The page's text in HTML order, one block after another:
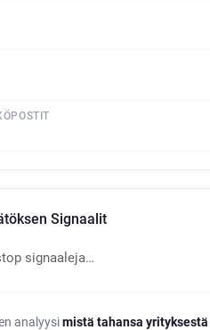
Signaalit
signaaleja…
analyysimistä tahansa yrityksestä